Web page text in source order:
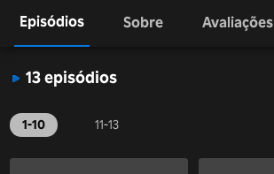
Episódios Sobre Avaliações
13 episódios
1-10 11-13